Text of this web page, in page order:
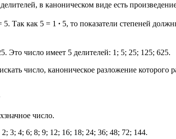
в каноническом виде есть
5. Так как 5 = 1 ∙ 5, то показатели степеней
Это число имеет 5 делителей: 1; 5; 25; 125; 625.
число, каноническое разложение которого
число.
3; 4; 6; 8; 9; 12; 16; 18; 24; 36; 48; 72; 144.